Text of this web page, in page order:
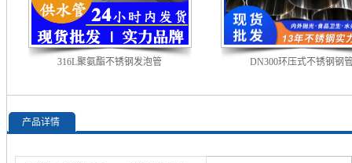
316L聚氨酯不锈钢发泡管 DN300环压式不锈钢钢
产品详情